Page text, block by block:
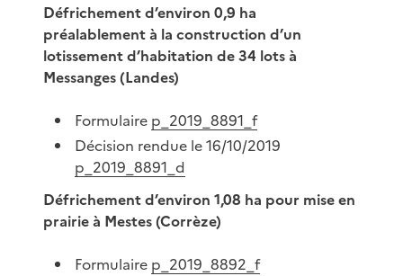
Défrichement d’environ 0,9 ha
préalablement à la construction d’un
lotissement d’habitation de 34 lots à
Messanges (Landes)
Formulaire p_2019_8891_f
Décision rendue le 16/10/2019
p_2019_8891_d
Défrichement d’environ 1,08 ha pour mise en
prairie à Mestes (Corrèze)
Formulaire p_2019_8892_f